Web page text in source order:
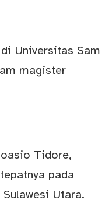
Universitas Sam
magister
Tidore,
pada
Utara.